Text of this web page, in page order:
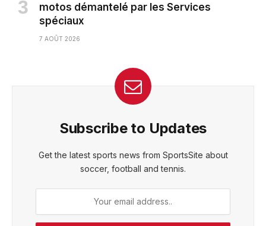
motos démantelé par les Services
spéciaux
7 AOÛT 2026
Subscribe to Updates
Get the latest sports news from SportsSite about
soccer, football and tennis.